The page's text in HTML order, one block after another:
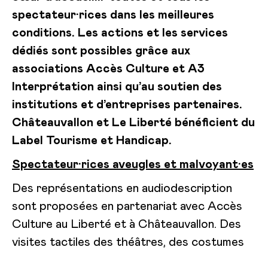
spectateur·rices dans les meilleures
conditions. Les actions et les services
dédiés sont possibles grâce aux
associations Accès Culture et A3
Interprétation ainsi qu’au soutien des
institutions et d’entreprises partenaires.
Châteauvallon et Le Liberté bénéficient du
Label Tourisme et Handicap.
Spectateur·rices aveugles et malvoyant·es
Des représentations en audiodescription
sont proposées en partenariat avec Accès
Culture au Liberté et à Châteauvallon. Des
visites tactiles des théâtres, des costumes